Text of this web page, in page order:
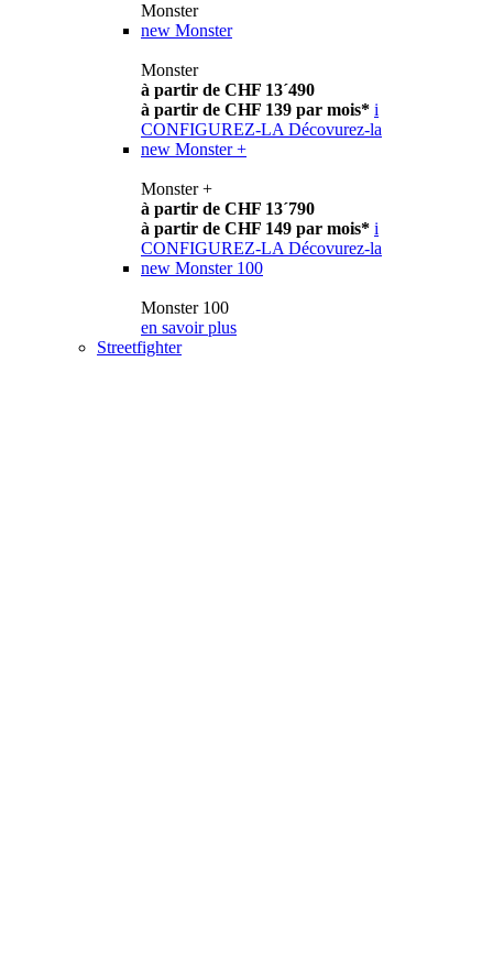
Monster
new Monster
Monster
à partir de CHF 13´490
à partir de CHF 139 par mois* i
CONFIGUREZ-LA Décovurez-la
new Monster +
Monster +
à partir de CHF 13´790
à partir de CHF 149 par mois* i
CONFIGUREZ-LA Décovurez-la
new Monster 100
Monster 100
en savoir plus
Streetfighter